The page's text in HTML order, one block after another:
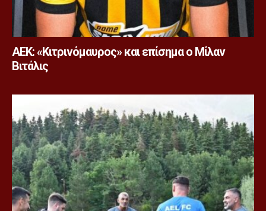
ΑΕΚ: «Κιτρινόμαυρος» και επίσημα ο Μίλαν
Βιτάλις